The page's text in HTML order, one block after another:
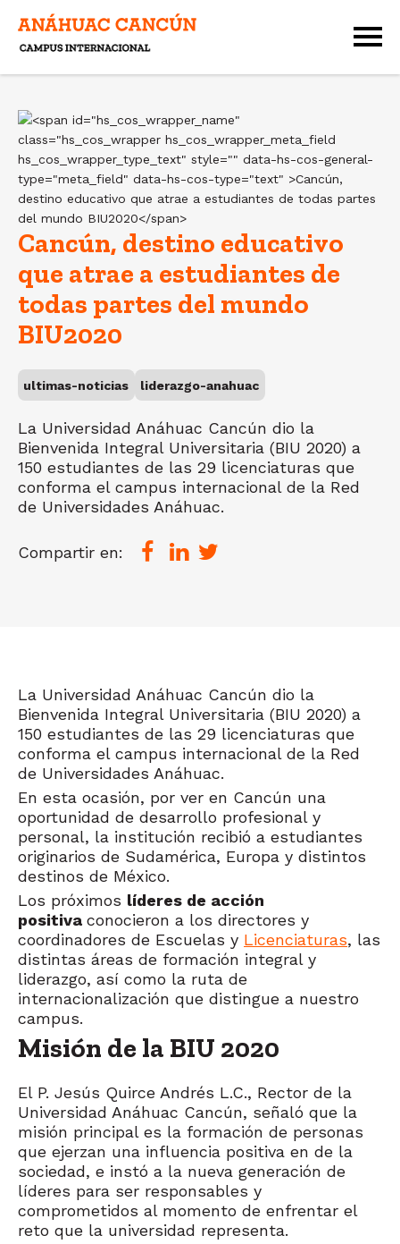
Cancún, destino educativo
que atrae a estudiantes de
todas partes del mundo
BIU2020
ultimas-noticias liderazgo-anahuac
La Universidad Anáhuac Cancún dio la
Bienvenida Integral Universitaria (BIU 2020) a
150 estudiantes de las 29 licenciaturas que
conforma el campus internacional de la Red
de Universidades Anáhuac.
Compartir en:
La Universidad Anáhuac Cancún dio la
Bienvenida Integral Universitaria (BIU 2020) a
150 estudiantes de las 29 licenciaturas que
conforma el campus internacional de la Red
de Universidades Anáhuac.
En esta ocasión, por ver en Cancún una
oportunidad de desarrollo profesional y
personal, la institución recibió a estudiantes
originarios de Sudamérica, Europa y distintos
destinos de México.
Los próximos líderes de acción
positiva conocieron a los directores y
coordinadores de Escuelas y Licenciaturas, las
distintas áreas de formación integral y
liderazgo, así como la ruta de
internacionalización que distingue a nuestro
campus.
Misión de la BIU 2020
El P. Jesús Quirce Andrés L.C., Rector de la
Universidad Anáhuac Cancún, señaló que la
misión principal es la formación de personas
que ejerzan una influencia positiva en de la
sociedad, e instó a la nueva generación de
líderes para ser responsables y
comprometidos al momento de enfrentar el
reto que la universidad representa.